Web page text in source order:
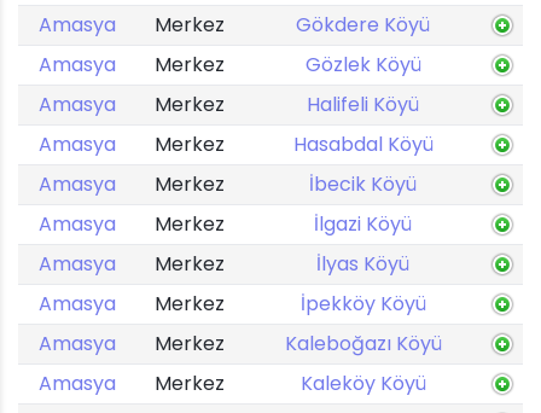
Amasya
Merkez
Gökdere Köyü
Amasya
Merkez
Gözlek Köyü
Amasya
Merkez
Halifeli Köyü
Amasya
Merkez
Hasabdal Köyü
Amasya
Merkez
İbecik Köyü
Amasya
Merkez
İlgazi Köyü
Amasya
Merkez
İlyas Köyü
Amasya
Merkez
İpekköy Köyü
Amasya
Merkez
Kaleboğazı Köyü
Amasya
Merkez
Kaleköy Köyü